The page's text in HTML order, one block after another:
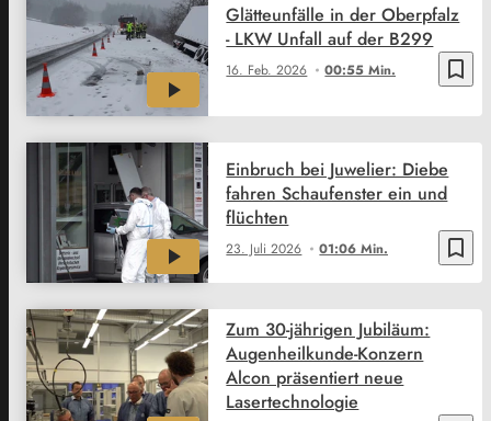
bookmark_border
16. Feb. 2026 00:55 Min.
Glätteunfälle in der Oberpfalz
- LKW Unfall auf der B299
bookmark_border
23. Juli 2026 01:06 Min.
Einbruch bei Juwelier: Diebe
fahren Schaufenster ein und
flüchten
Zum 30-jährigen Jubiläum:
Augenheilkunde-Konzern
Alcon präsentiert neue
Lasertechnologie